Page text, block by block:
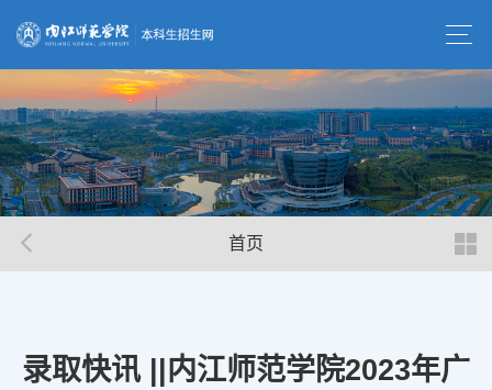
首页
录取快讯 ||内江师范学院2023年广